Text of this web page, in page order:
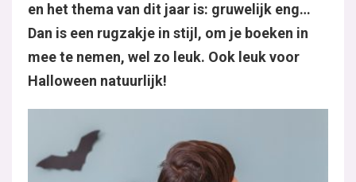
en het thema van dit jaar is: gruwelijk eng…
Dan is een rugzakje in stijl, om je boeken in
mee te nemen, wel zo leuk. Ook leuk voor
Halloween natuurlijk!